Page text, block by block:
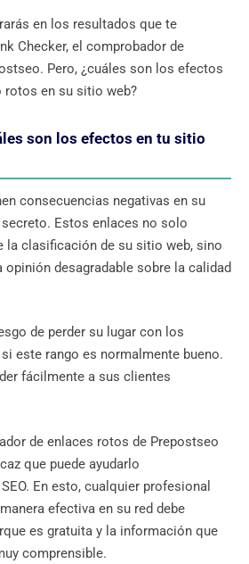
en los resultados que te
Checker, el comprobador de
Pero, ¿cuáles son los efectos
en su sitio web?
son los efectos en tu sitio
consecuencias negativas en su
Estos enlaces no solo
la clasificación de su sitio web, sino
opinión desagradable sobre la calidad
de perder su lugar con los
este rango es normalmente bueno.
fácilmente a sus clientes
de enlaces rotos de Prepostseo
que puede ayudarlo
En esto, cualquier profesional
efectiva en su red debe
es gratuita y la información que
comprensible.